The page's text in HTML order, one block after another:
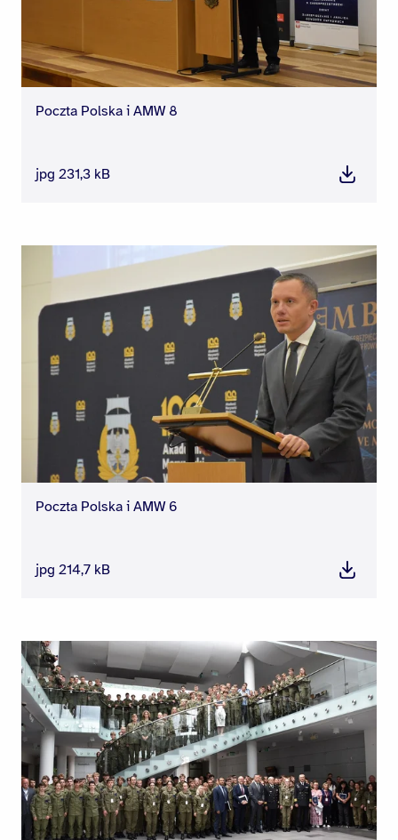
Poczta Polska i AMW 8
jpg 231,3 kB
Pobierz
Poczta Polska i AMW 6
jpg 214,7 kB
Pobierz